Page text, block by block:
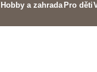
Hobby a zahrada Pro děti